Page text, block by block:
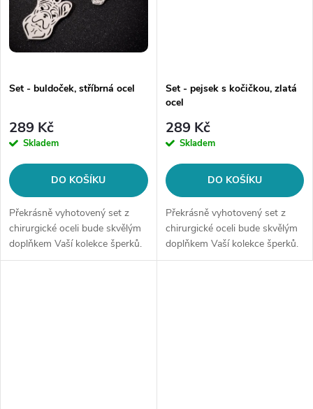
Set - buldoček, stříbrná ocel
289 Kč
Skladem
DO KOŠÍKU
Překrásně vyhotovený set z
chirurgické oceli bude skvělým
doplňkem Vaší kolekce šperků.
Materiál: chirurgická ocel
Set - pejsek s kočičkou, zlatá
ocel
289 Kč
Skladem
DO KOŠÍKU
Překrásně vyhotovený set z
chirurgické oceli bude skvělým
doplňkem Vaší kolekce šperků.
Materiál: chirurgická ocel